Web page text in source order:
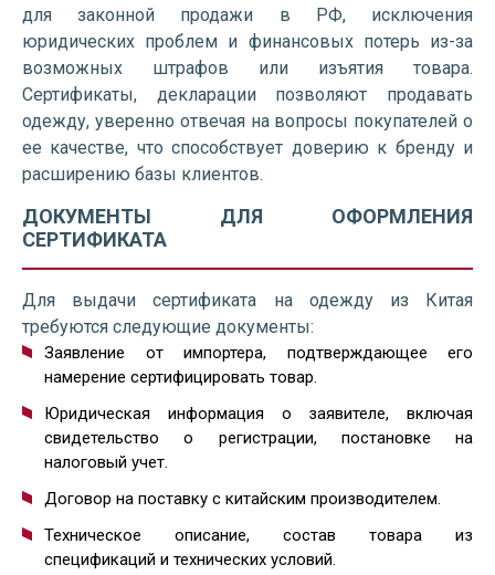
для законной продажи в РФ, исключения
юридических проблем и финансовых потерь из-за
возможных штрафов или изъятия товара.
Сертификаты, декларации позволяют продавать
одежду, уверенно отвечая на вопросы покупателей о
ее качестве, что способствует доверию к бренду и
расширению базы клиентов.
ДОКУМЕНТЫ ДЛЯ ОФОРМЛЕНИЯ
СЕРТИФИКАТА
Для выдачи сертификата на одежду из Китая
требуются следующие документы:
Заявление от импортера, подтверждающее его
намерение сертифицировать товар.
Юридическая информация о заявителе, включая
свидетельство о регистрации, постановке на
налоговый учет.
Договор на поставку с китайским производителем.
Техническое описание, состав товара из
спецификаций и технических условий.